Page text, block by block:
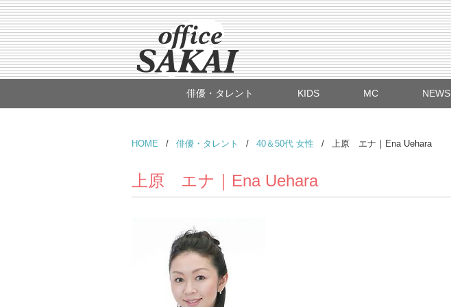
俳優・タレント KIDS MC NEWS
HOME / 俳優・タレント / 40＆50代 女性 / 上原 エナ｜Ena Uehara
上原 エナ｜Ena Uehara